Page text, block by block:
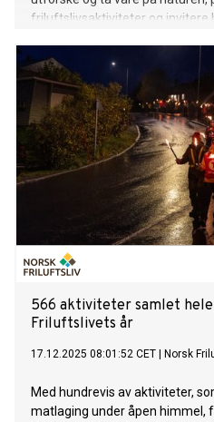
friluftslivsaktiviteter og invitere
566 aktiviteter samlet
Friluftslivets år
17.12.2025 08:01:52 CET Norsk
Med hundrevis av aktiviteter,
matlaging under åpen himmel,